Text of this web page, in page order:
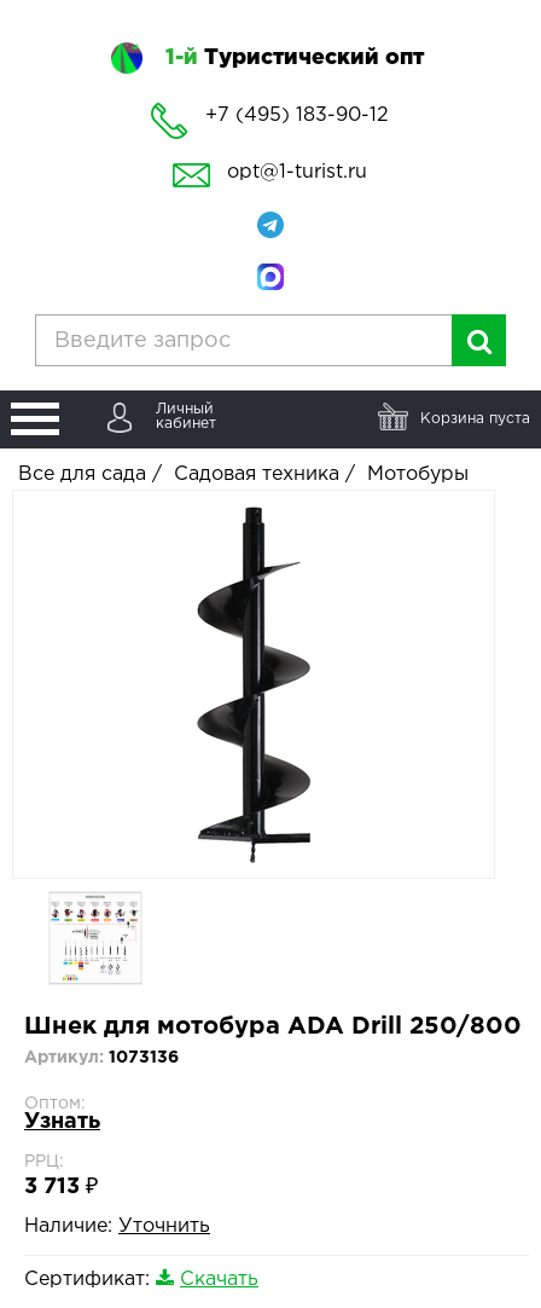
1-й Туристический опт
+7 (495) 183-90-12
opt@1-turist.ru
Личный
кабинет
Корзина пуста
Все для сада / Садовая техника / Мотобуры
Шнек для мотобура ADA Drill 250/800
Артикул: 1073136
Оптом:
Узнать
РРЦ:
3 713 ₽
Наличие: Уточнить
Сертификат: Скачать